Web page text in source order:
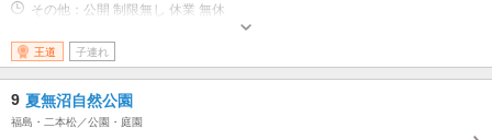
その他：公開 制限無し 休業 無休
王道 子連れ
9 夏無沼自然公園
福島・二本松／公園・庭園